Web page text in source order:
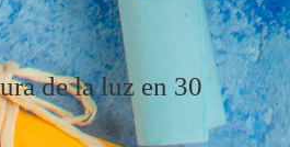
de la luz en 30